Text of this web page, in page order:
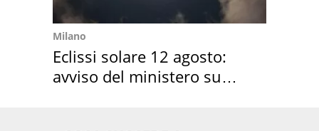
Milano
Eclissi solare 12 agosto:
avviso del ministero su